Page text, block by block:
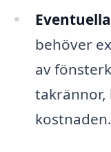
behöver
av
takrännor,
kostnaden.